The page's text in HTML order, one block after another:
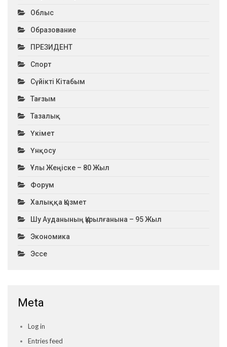
Облыс
Образование
ПРЕЗИДЕНТ
Спорт
Сүйікті Кітабым
Тағзым
Тазалық
Үкімет
Үнқосу
Ұлы Жеңіске – 80 Жыл
Форум
Халыққа Қызмет
Шу Ауданының Құрылғанына – 95 Жыл
Экономика
Эссе
Meta
Log in
Entries feed